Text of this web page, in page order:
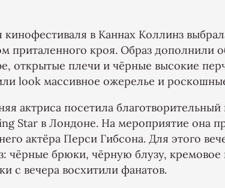
в Каннах Коллинз
приталенного кроя. Образ дополнили
открытые плечи и чёрные высокие
look массивное ожерелье и
актриса посетила благотворительный
Star в Лондоне. На мероприятие она
актёра Перси Гибсона. Для этого
чёрные брюки, чёрную блузу, кремовое
с вечера восхитили фанатов.